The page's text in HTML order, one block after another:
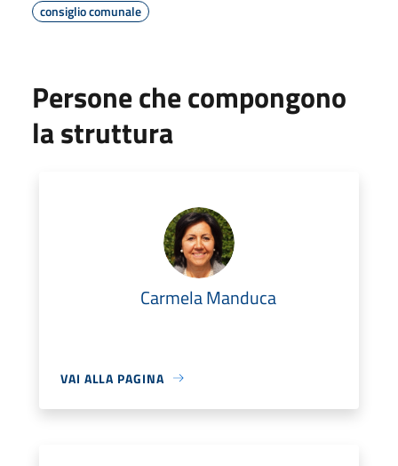
consiglio comunale
Persone che compongono
la struttura
Carmela Manduca
VAI ALLA PAGINA